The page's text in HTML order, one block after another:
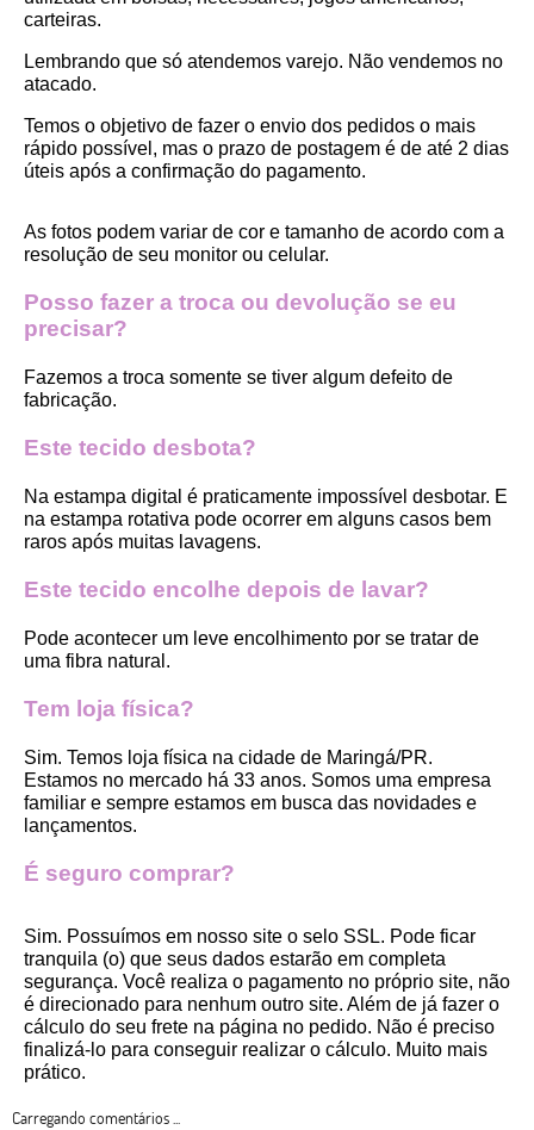
carteiras.
Lembrando que só atendemos varejo. Não vendemos no
atacado.
Temos o objetivo de fazer o envio dos pedidos o mais
rápido possível, mas o prazo de postagem é de até 2 dias
úteis após a confirmação do pagamento.
As fotos podem variar de cor e tamanho de acordo com a
resolução de seu monitor ou celular.
Posso fazer a troca ou devolução se eu
precisar?
Fazemos a troca somente se tiver algum defeito de
fabricação.
Este tecido desbota?
Na estampa digital é praticamente impossível desbotar. E
na estampa rotativa pode ocorrer em alguns casos bem
raros após muitas lavagens.
Este tecido encolhe depois de lavar?
Pode acontecer um leve encolhimento por se tratar de
uma fibra natural.
Tem loja física?
Sim. Temos loja física na cidade de Maringá/PR.
Estamos no mercado há 33 anos. Somos uma empresa
familiar e sempre estamos em busca das novidades e
lançamentos.
É seguro comprar?
Sim. Possuímos em nosso site o selo SSL. Pode ficar
tranquila (o) que seus dados estarão em completa
segurança. Você realiza o pagamento no próprio site, não
é direcionado para nenhum outro site. Além de já fazer o
cálculo do seu frete na página no pedido. Não é preciso
finalizá-lo para conseguir realizar o cálculo. Muito mais
prático.
Carregando comentários ...